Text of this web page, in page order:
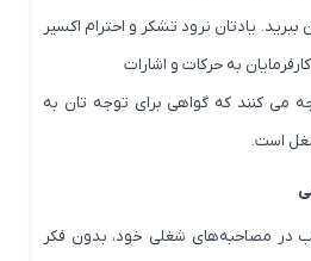
یادتان نرود تشکر و احترام اکسیر
به حرکات و اشارات
که گواهی برای توجه تان به
مصاحبه‌های شغلی خود، بدون فکر